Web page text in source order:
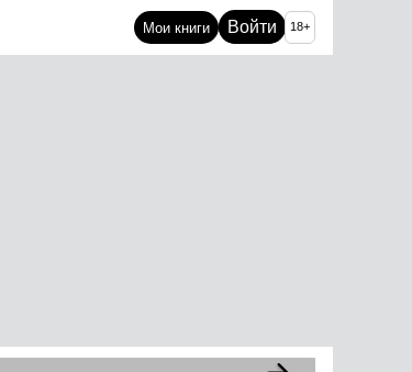
Мои книги Войти 18+